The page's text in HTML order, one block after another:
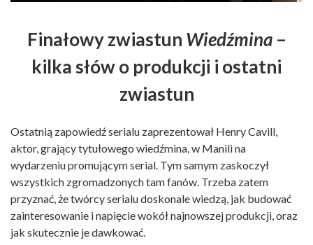
Finałowy zwiastun Wiedźmina–
kilka słów o produkcji i ostatni
zwiastun
Ostatnią zapowiedź serialu zaprezentował Henry Cavill,
aktor, grający tytułowego wiedźmina, w Manili na
wydarzeniu promującym serial. Tym samym zaskoczył
wszystkich zgromadzonych tam fanów. Trzeba zatem
przyznać, że twórcy serialu doskonale wiedzą, jak budować
zainteresowanie i napięcie wokół najnowszej produkcji, oraz
jak skutecznie je dawkować.